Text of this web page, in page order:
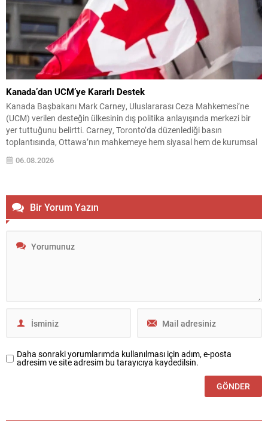
Kanada’dan UCM’ye Kararlı Destek
Kanada Başbakanı Mark Carney, Uluslararası Ceza Mahkemesi’ne
(UCM) verilen desteğin ülkesinin dış politika anlayışında merkezi bir
yer tuttuğunu belirtti. Carney, Toronto’da düzenlediği basın
toplantısında, Ottawa’nın mahkemeye hem siyasal hem de kurumsal
düzeyde katkı sağlamaya devam edeceğini söyledi. Carney, küresel
arenadaki gerilimlerin artmasıyla birlikte UCM’nin sorumluluklarının
06.08.2026
Bir Yorum Yazın
Daha sonraki yorumlarımda kullanılması için adım, e-posta
adresim ve site adresim bu tarayıcıya kaydedilsin.